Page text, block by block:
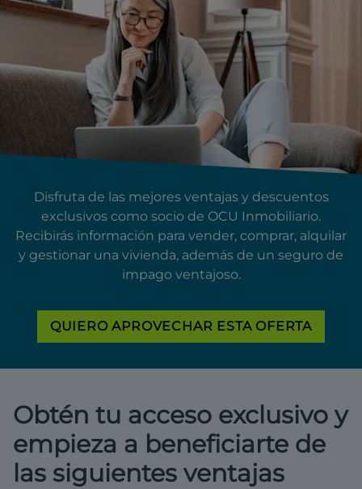
Disfruta de las mejores ventajas y descuentos
exclusivos como socio de OCU Inmobiliario.
Recibirás información para vender, comprar, alquilar
y gestionar una vivienda, además de un seguro de
impago ventajoso.
QUIERO APROVECHAR ESTA OFERTA
Obtén tu acceso exclusivo y
empieza a beneficiarte de
las siguientes ventajas